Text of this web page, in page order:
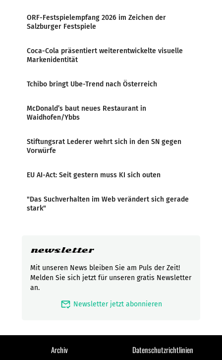
ORF-Festspielempfang 2026 im Zeichen der
Salzburger Festspiele
Coca-Cola präsentiert weiterentwickelte visuelle
Markenidentität
Tchibo bringt Ube-Trend nach Österreich
McDonald’s baut neues Restaurant in
Waidhofen/Ybbs
Stiftungsrat Lederer wehrt sich in den SN gegen
Vorwürfe
EU AI-Act: Seit gestern muss KI sich outen
"Das Suchverhalten im Web verändert sich gerade
stark"
newsletter
Mit unseren News bleiben Sie am Puls der Zeit!
Melden Sie sich jetzt für unseren gratis Newsletter
an.
mark_email_read Newsletter jetzt abonnieren
Archiv
Datenschutzrichtlinien